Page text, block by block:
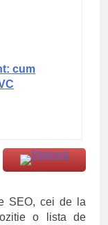
cum
SEO, cei de la
o lista de